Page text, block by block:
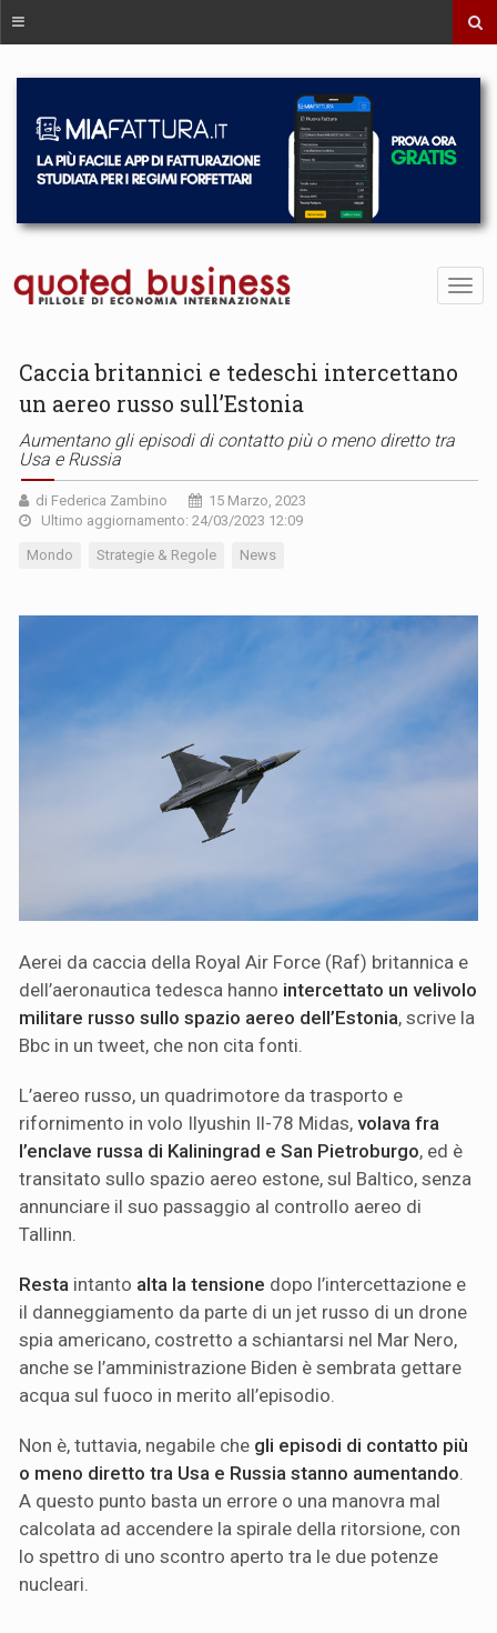
Caccia britannici e tedeschi intercettano
un aereo russo sull’Estonia
Aumentano gli episodi di contatto più o meno diretto tra
Usa e Russia
di Federica Zambino
15 Marzo, 2023
Ultimo aggiornamento: 24/03/2023 12:09
Mondo Strategie & Regole News
Aerei da caccia della Royal Air Force (Raf) britannica e
dell’aeronautica tedesca hanno intercettato un velivolo
militare russo sullo spazio aereo dell’Estonia, scrive la
Bbc in un tweet, che non cita fonti.
L’aereo russo, un quadrimotore da trasporto e
rifornimento in volo Ilyushin Il-78 Midas, volava fra
l’enclave russa di Kaliningrad e San Pietroburgo, ed è
transitato sullo spazio aereo estone, sul Baltico, senza
annunciare il suo passaggio al controllo aereo di
Tallinn.
Resta intanto alta la tensione dopo l’intercettazione e
il danneggiamento da parte di un jet russo di un drone
spia americano, costretto a schiantarsi nel Mar Nero,
anche se l’amministrazione Biden è sembrata gettare
acqua sul fuoco in merito all’episodio.
Non è, tuttavia, negabile che gli episodi di contatto più
o meno diretto tra Usa e Russia stanno aumentando.
A questo punto basta un errore o una manovra mal
calcolata ad accendere la spirale della ritorsione, con
lo spettro di uno scontro aperto tra le due potenze
nucleari.